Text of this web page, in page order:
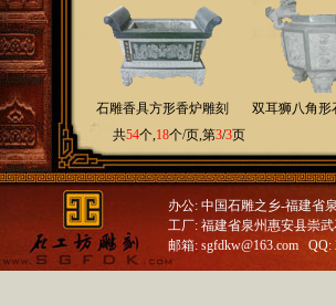
石雕香具方形香炉雕刻 双耳狮八角形
共54个,18个/页,第3/3页
办公: 中国石雕之乡-福建省
工厂: 福建省泉州惠安县崇武
邮箱: sgfdkw@163.com QQ: